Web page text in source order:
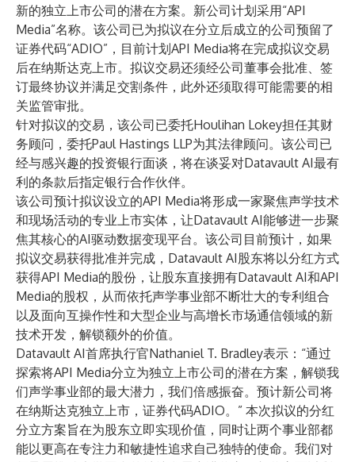
新的独立上市公司的潜在方案。新公司计划采用“API
Media”名称。该公司已为拟议在分立后成立的公司预留了
证券代码“ADIO”，目前计划API Media将在完成拟议交易
后在纳斯达克上市。拟议交易还须经公司董事会批准、签
订最终协议并满足交割条件，此外还须取得可能需要的相
关监管审批。
针对拟议的交易，该公司已委托Houlihan Lokey担任其财
务顾问，委托Paul Hastings LLP为其法律顾问。该公司已
经与感兴趣的投资银行面谈，将在谈妥对Datavault AI最有
利的条款后指定银行合作伙伴。
该公司预计拟议设立的API Media将形成一家聚焦声学技术
和现场活动的专业上市实体，让Datavault AI能够进一步聚
焦其核心的AI驱动数据变现平台。该公司目前预计，如果
拟议交易获得批准并完成，Datavault AI股东将以分红方式
获得API Media的股份，让股东直接拥有Datavault AI和API
Media的股权，从而依托声学事业部不断壮大的专利组合
以及面向互操作性和大型企业与高增长市场通信领域的新
技术开发，解锁额外的价值。
Datavault AI首席执行官Nathaniel T. Bradley表示：“通过
探索将API Media分立为独立上市公司的潜在方案，解锁我
们声学事业部的最大潜力，我们倍感振奋。预计新公司将
在纳斯达克独立上市，证券代码ADIO。” 本次拟议的分红
分立方案旨在为股东立即实现价值，同时让两个事业部都
能以更高在专注力和敏捷性追求自己独特的使命。我们对